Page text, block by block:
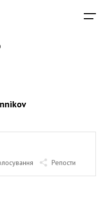
Репости